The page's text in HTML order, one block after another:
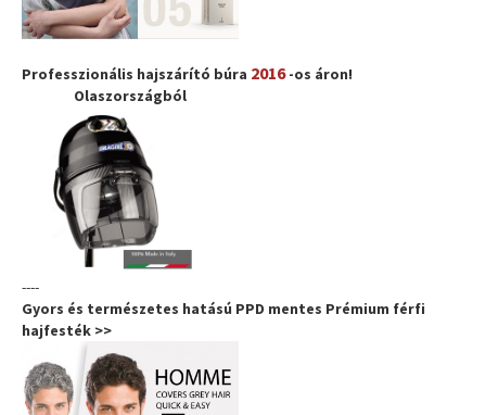
Professzionális hajszárító búra 2016-os áron!
Olaszországból
----
Gyors és természetes hatású PPD mentes Prémium férfi
hajfesték >>